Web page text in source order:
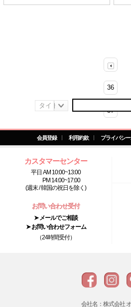
36
37
38
会員登録 利用約款 プライバシ
カスタマーセンター
平日 AM 10:00~13:00
PM 14:00~17:00
(週末 / 韓国の祝日を除く)
お問い合わせ受付
➤ メールでご相談
➤ お問い合わせフォーム
（24時間受付）
会社名：株式会社